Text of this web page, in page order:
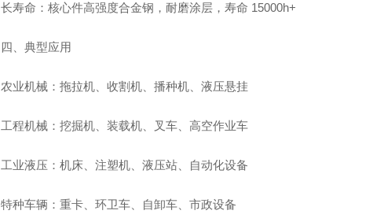
长寿命：核心件高强度合金钢，耐磨涂层，寿命 15000h+
四、典型应用
农业机械：拖拉机、收割机、播种机、液压悬挂
工程机械：挖掘机、装载机、叉车、高空作业车
工业液压：机床、注塑机、液压站、自动化设备
特种车辆：重卡、环卫车、自卸车、市政设备